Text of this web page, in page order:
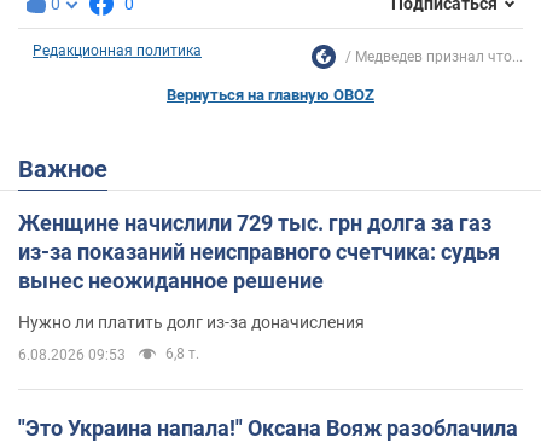
Редакционная политика Медведев признал что...
Вернуться на главную OBOZ
Важное
Женщине начислили 729 тыс. грн долга за газ
из-за показаний неисправного счетчика: судья
вынес неожиданное решение
Нужно ли платить долг из-за доначисления
6.08.2026 09:53 6,8 т.
"Это Украина напала!" Оксана Вояж разоблачила